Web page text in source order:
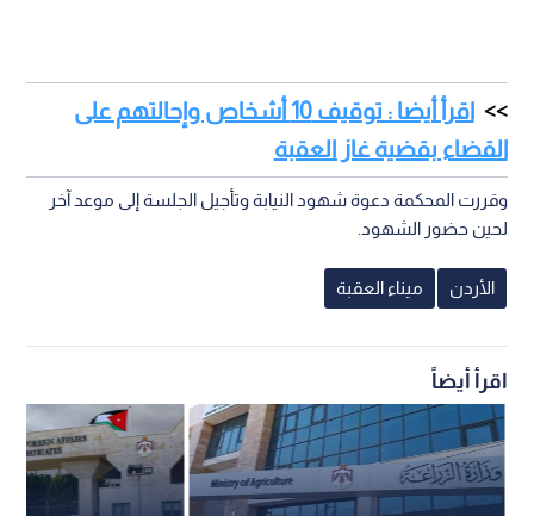
اقرأ أيضا : توقيف 10 أشخاص وإحالتهم على
القضاء بقضية غاز العقبة
وقررت المحكمة دعوة شهود النيابة وتأجيل الجلسة إلى موعد آخر
لحين حضور الشهود.
الأردن ميناء العقبة
اقرأ أيضاً